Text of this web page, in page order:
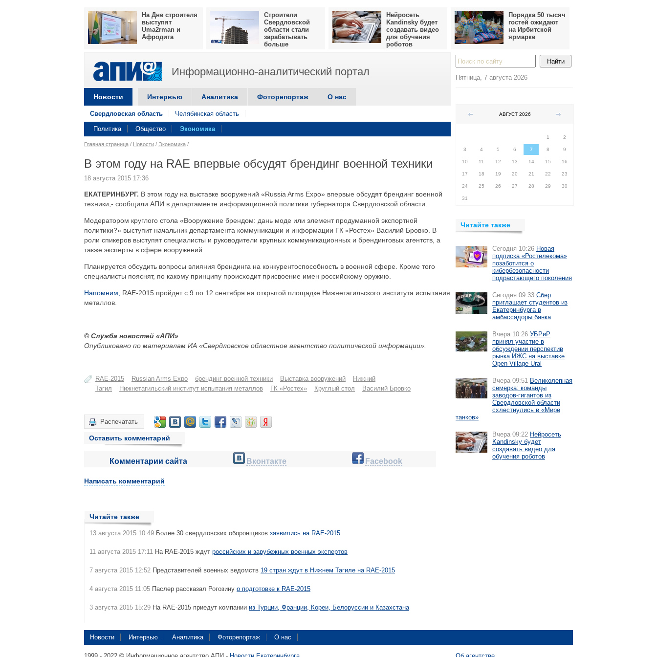
На Дне строителя
выступят
Uma2rman и
Афродита
Строители
Свердловской
области стали
зарабатывать
больше
Нейросеть
Kandinsky будет
создавать видео
для обучения
роботов
Порядка 50 тысяч
гостей ожидают
на Ирбитской
ярмарке
Информационно-аналитический портал
Новости Интервью Аналитика Фоторепортаж О нас
Свердловская область Челябинская область
Политика Общество Экономика
Главная страница / Новости / Экономика /
В этом году на RAE впервые обсудят брендинг военной техники
18 августа 2015 17:36
ЕКАТЕРИНБУРГ. В этом году на выставке вооружений «Russia Arms Expo» впервые обсудят брендинг военной
техники,- сообщили АПИ в департаменте информационной политики губернатора Свердловской области.
Модератором круглого стола «Вооружение брендом: дань моде или элемент продуманной экспортной
политики?» выступит начальник департамента коммуникации и информации ГК «Ростех» Василий Бровко. В
роли спикеров выступят специалисты и руководители крупных коммуникационных и брендинговых агентств, а
также эксперты в сфере вооружений.
Планируется обсудить вопросы влияния брендинга на конкурентоспособность в военной сфере. Кроме того
специалисты пояснят, по какому принципу происходит присвоение имен российскому оружию.
Напомним,
RAE-2015 пройдет с 9 по 12 сентября на открытой площадке Нижнетагильского института испытания
металлов.
© Служба новостей «АПИ»
Опубликовано по материалам ИА «Свердловское областное агентство политической информации».
RAE-2015 Russian Arms Expo брендинг военной техники Выставка вооружений
Нижний
Тагил
Нижнетагильский институт испытания металлов ГК «Ростех» Круглый стол Василий Бровко
Распечатать
Оставить комментарий
Комментарии сайта Вконтакте Facebook
Написать комментарий
Читайте также
13 августа 2015 10:49 Более 30 свердловских оборонщиков заявились на RAE-2015
11 августа 2015 17:11 На RAE-2015 ждут российских и зарубежных военных экспертов
7 августа 2015 12:52 Представителей военных ведомств 19 стран ждут в Нижнем Тагиле на RAE-2015
4 августа 2015 11:05 Паслер рассказал Рогозину о подготовке к RAE-2015
3 августа 2015 15:29 На RAE-2015 приедут компании из Турции, Франции, Кореи, Белоруссии и Казахстана
Пятница, 7 августа 2026
АВГУСТ 2026
1
2
3 4 5 6 7 8 9
10 11 12 13 14 15 16
17 18 19 20 21 22 23
24 25 26 27 28 29 30
31
Читайте также
Сегодня 10:26 Новая
подписка «Ростелекома»
позаботится о
кибербезопасности
подрастающего поколения
Сегодня 09:33 Сбер
приглашает студентов из
Екатеринбурга в
амбассадоры банка
Вчера 10:26 УБРиР
принял участие в
обсуждении перспектив
рынка ИЖС на выставке
Open Village Ural
Вчера 09:51 Великолепная
семерка: команды
заводов-гигантов из
Свердловской области
схлестнулись в «Мире
танков»
Вчера 09:22 Нейросеть
Kandinsky будет
создавать видео для
обучения роботов
Новости Интервью Аналитика Фоторепортаж О нас